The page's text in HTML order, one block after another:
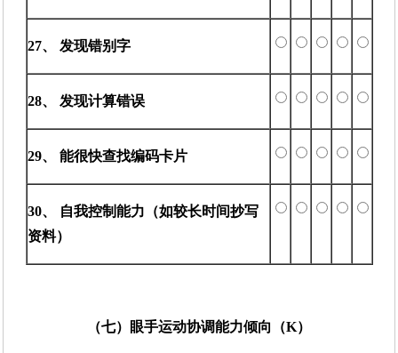
27、 发现错别字
28、 发现计算错误
29、 能很快查找编码卡片
30、 自我控制能力（如较长时间抄写
资料）
（七）眼手运动协调能力倾向（K）